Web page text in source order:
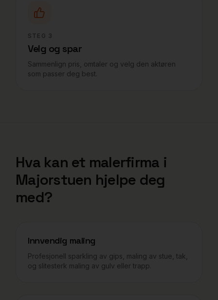
STEG 3
Velg og spar
Sammenlign pris, omtaler og velg den aktøren
som passer deg best.
Hva kan et malerfirma i
Majorstuen hjelpe deg
med?
Innvendig maling
Profesjonell sparkling av gips, maling av stue, tak,
og slitesterk maling av gulv eller trapp.